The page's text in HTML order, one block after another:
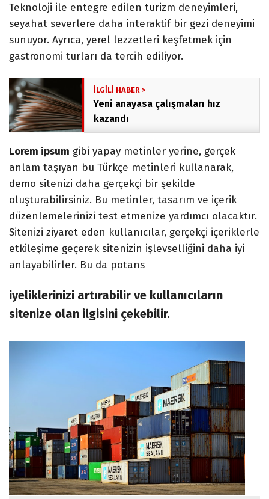
Teknoloji ile entegre edilen turizm deneyimleri,
seyahat severlere daha interaktif bir gezi deneyimi
sunuyor. Ayrıca, yerel lezzetleri keşfetmek için
gastronomi turları da tercih ediliyor.
Yeni anayasa çalışmaları hız
kazandı
Lorem ipsum gibi yapay metinler yerine, gerçek
anlam taşıyan bu Türkçe metinleri kullanarak,
demo sitenizi daha gerçekçi bir şekilde
oluşturabilirsiniz. Bu metinler, tasarım ve içerik
düzenlemelerinizi test etmenize yardımcı olacaktır.
Sitenizi ziyaret eden kullanıcılar, gerçekçi içeriklerle
etkileşime geçerek sitenizin işlevselliğini daha iyi
anlayabilirler. Bu da potans
iyeliklerinizi artırabilir ve kullanıcıların
sitenize olan ilgisini çekebilir.